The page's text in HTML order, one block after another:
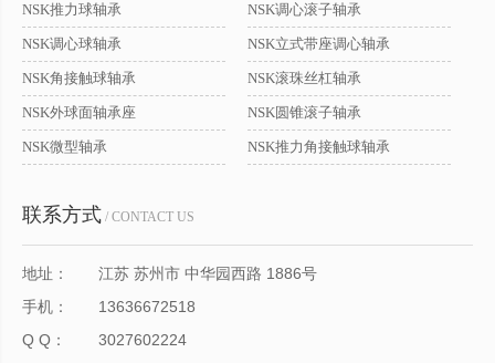
NSK推力球轴承 NSK调心滚子轴承
NSK调心球轴承 NSK立式带座调心轴承
NSK角接触球轴承 NSK滚珠丝杠轴承
NSK外球面轴承座 NSK圆锥滚子轴承
NSK微型轴承 NSK推力角接触球轴承
联系方式 / CONTACT US
地址：
江苏 苏州市 中华园西路 1886号
手机：
13636672518
Q Q：
3027602224